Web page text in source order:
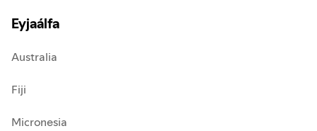
Eyjaálfa
Australia
Fiji
Micronesia